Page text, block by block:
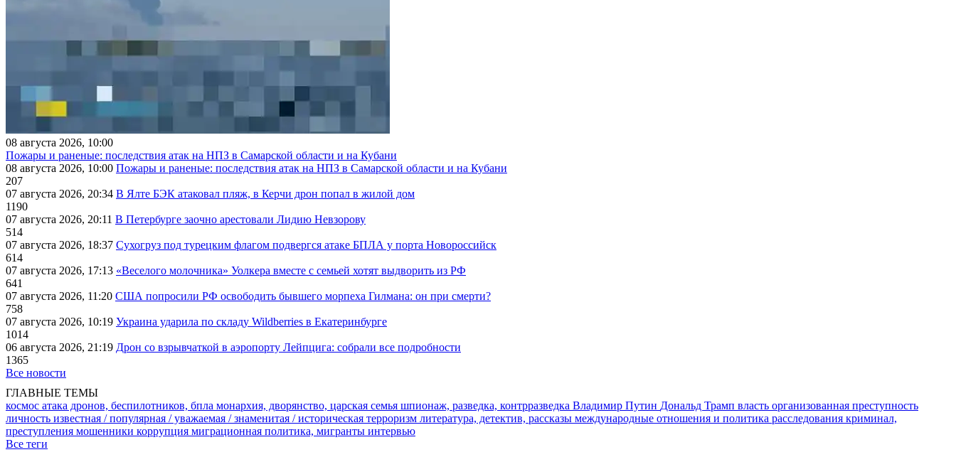
08 августа 2026, 10:00
Пожары и раненые: последствия атак на НПЗ в Самарской области и на Кубани
08 августа 2026, 10:00 Пожары и раненые: последствия атак на НПЗ в Самарской области и на Кубани
207
07 августа 2026, 20:34 В Ялте БЭК атаковал пляж, в Керчи дрон попал в жилой дом
1190
07 августа 2026, 20:11 В Петербурге заочно арестовали Лидию Невзорову
514
07 августа 2026, 18:37 Сухогруз под турецким флагом подвергся атаке БПЛА у порта Новороссийск
614
07 августа 2026, 17:13 «Веселого молочника» Уолкера вместе с семьей хотят выдворить из РФ
641
07 августа 2026, 11:20 США попросили РФ освободить бывшего морпеха Гилмана: он при смерти?
758
07 августа 2026, 10:19 Украина ударила по складу Wildberries в Екатеринбурге
1014
06 августа 2026, 21:19 Дрон со взрывчаткой в аэропорту Лейпцига: собрали все подробности
1365
Все новости
ГЛАВНЫЕ ТЕМЫ
космос атака дронов, беспилотников, бпла монархия, дворянство, царская семья шпионаж, разведка, контрразведка Владимир Путин Дональд Трамп власть организованная преступность
личность известная / популярная / уважаемая / знаменитая / историческая терроризм литература, детектив, рассказы международные отношения и политика расследования криминал,
преступления мошенники коррупция миграционная политика, мигранты интервью
Все теги